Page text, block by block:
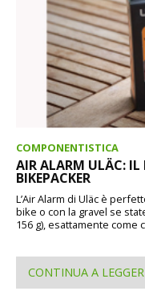
COMPONENTISTICA
AIR ALARM ULÄC: IL
BIKEPACKER
L’Air Alarm di Uläc è
bike o con la gravel se
156 g), esattamente come
CONTINUA A